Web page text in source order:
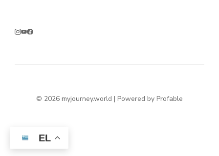
© 2026 myjourney.world | Powered by Profable
EL